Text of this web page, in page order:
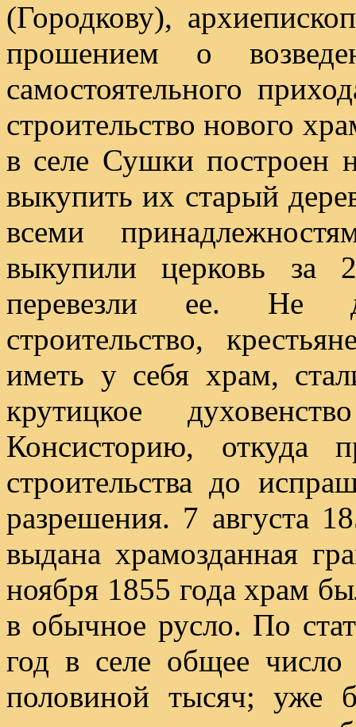
(Городкову),
прошением о
самостоятельного
строительство нового
в селе Сушки построен
выкупить их старый
всеми
выкупили церковь
перевезли ее. Не
строительство,
иметь у себя храм,
крутицкое
Консисторию, откуда
строительства до
разрешения. 7 августа
выдана храмозданная
ноября 1855 года храм
в обычное русло. По
год в селе общее
половиной тысяч; уже